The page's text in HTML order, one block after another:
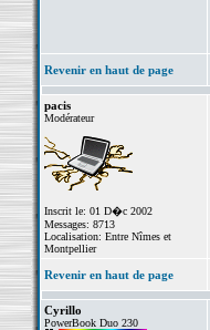
Revenir en haut de page
pacis
Modérateur
Inscrit le: 01 D�c 2002
Messages: 8713
Localisation: Entre Nîmes et
Montpellier
Revenir en haut de page
Cyrillo
PowerBook Duo 230